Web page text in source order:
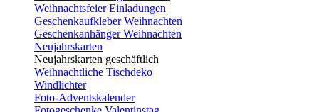
Weihnachtsfeier Einladungen
Geschenkaufkleber Weihnachten
Geschenkanhänger Weihnachten
Neujahrskarten
Neujahrskarten geschäftlich
Weihnachtliche Tischdeko
Windlichter
Foto-Adventskalender